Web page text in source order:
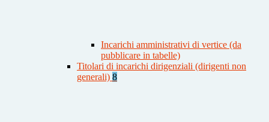
Incarichi amministrativi di vertice (da
pubblicare in tabelle)
Titolari di incarichi dirigenziali (dirigenti non
generali) 8